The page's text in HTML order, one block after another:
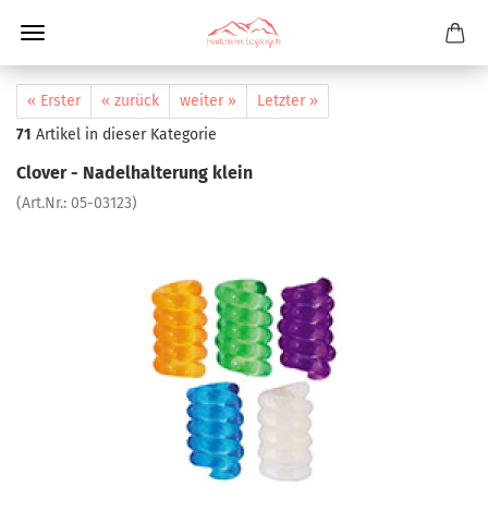
« Erster « zurück weiter »
Letzter »
71 Artikel in dieser Kategorie
Clover - Nadelhalterung klein
(Art.Nr.: 05-03123)